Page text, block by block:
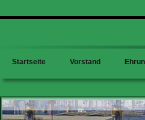
Startseite Vorstand